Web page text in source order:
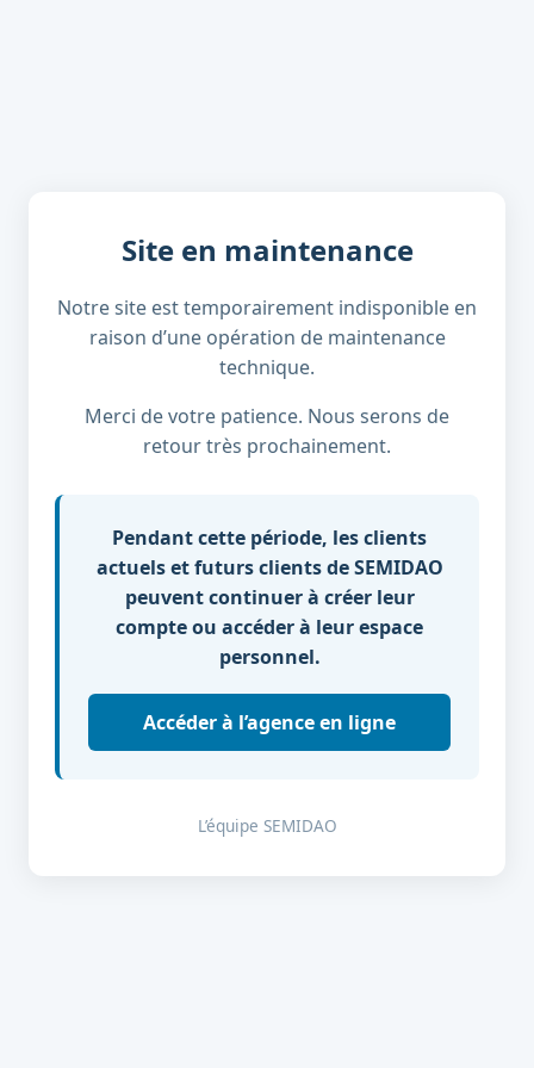
Site en maintenance
Notre site est temporairement indisponible en
raison d’une opération de maintenance
technique.
Merci de votre patience. Nous serons de
retour très prochainement.
Pendant cette période, les clients
actuels et futurs clients de SEMIDAO
peuvent continuer à créer leur
compte ou accéder à leur espace
personnel.
Accéder à l’agence en ligne
L’équipe SEMIDAO